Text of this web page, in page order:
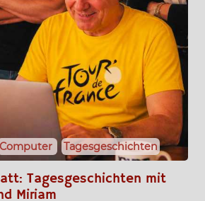
Computer Tagesgeschichten
Tagesgeschichten mit
Miriam